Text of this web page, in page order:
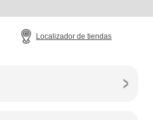
Localizador de tiendas